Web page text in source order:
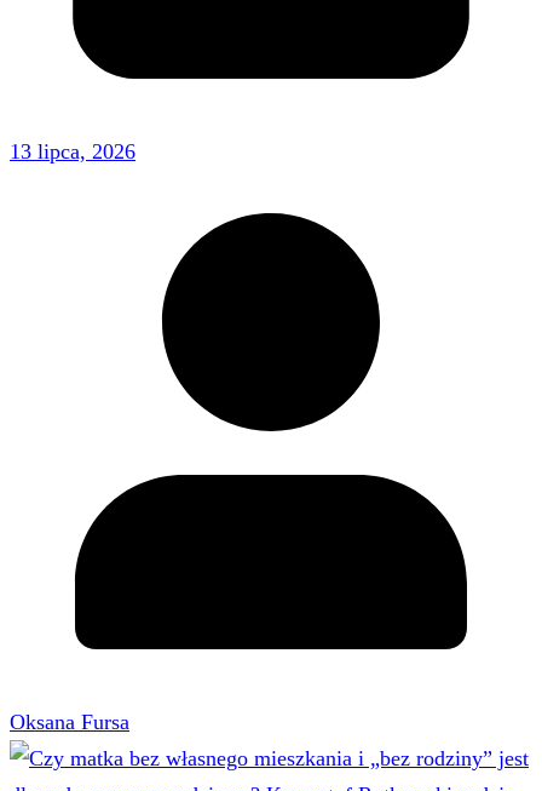
13 lipca, 2026
Oksana Fursa